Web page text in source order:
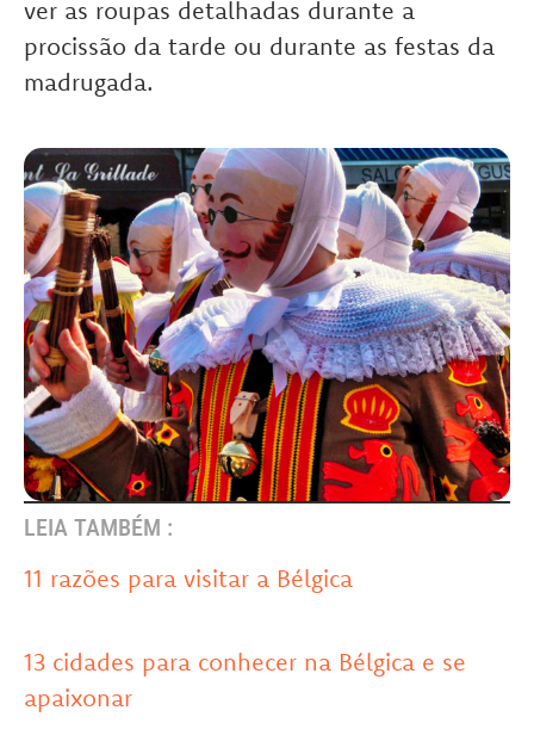
ver as roupas detalhadas durante a
procissão da tarde ou durante as festas da
madrugada.
LEIA TAMBÉM :
11 razões para visitar a Bélgica
13 cidades para conhecer na Bélgica e se
apaixonar